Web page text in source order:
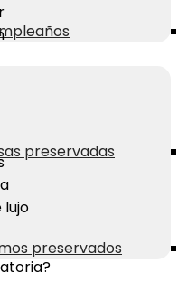
preservadas
preservados